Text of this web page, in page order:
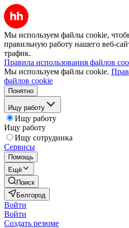
Мы используем файлы cookie,
правильную работу нашего веб-
трафик.
Правила использования файлов
Мы используем файлы cookie.
файлов cookie
Понятно
Ищу работу
Ищу работу
Ищу работу
Ищу сотрудника
Сервисы
Помощь
Ещё
Поиск
Белгород
Войти
Войти
Создать резюме